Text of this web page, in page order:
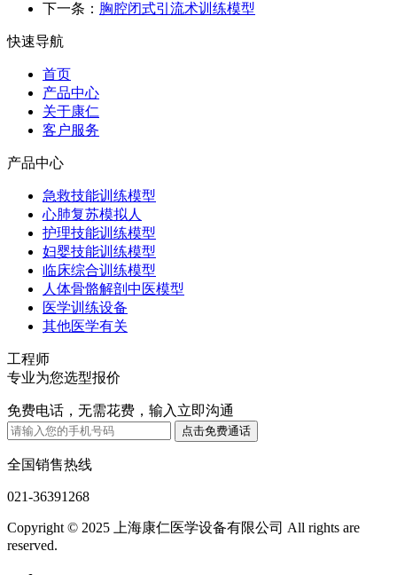
下一条： 胸腔闭式引流术训练模型
快速导航
首页
产品中心
关于康仁
客户服务
产品中心
急救技能训练模型
心肺复苏模拟人
护理技能训练模型
妇婴技能训练模型
临床综合训练模型
人体骨骼解剖中医模型
医学训练设备
其他医学有关
工程师
专业为您选型报价
免费电话，无需花费，输入立即沟通
全国销售热线
021-36391268
Copyright © 2025 上海康仁医学设备有限公司 All rights are
reserved.